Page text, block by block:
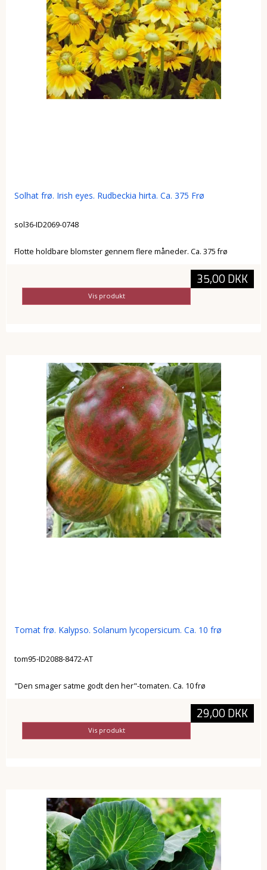
Solhat frø. Irish eyes. Rudbeckia hirta. Ca. 375 Frø
sol36-ID2069-0748
Flotte holdbare blomster gennem flere måneder. Ca. 375 frø
35,00 DKK
Vis produkt
Tomat frø. Kalypso. Solanum lycopersicum. Ca. 10 frø
tom95-ID2088-8472-AT
"Den smager satme godt den her"-tomaten. Ca. 10 frø
29,00 DKK
Vis produkt